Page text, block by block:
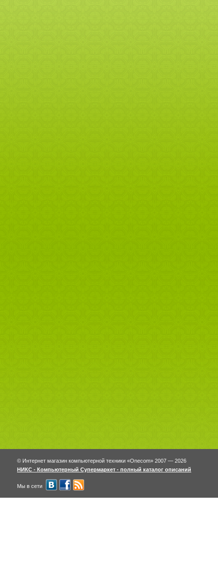
© Интернет магазин компьютерной техники «Onecom» 2007 — 2026
НИКС - Компьютерный Cупермаркет - полный каталог описаний
Мы в сети